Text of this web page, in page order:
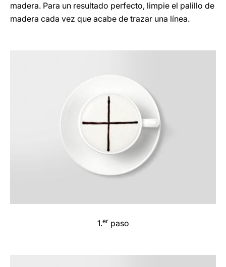
madera. Para un resultado perfecto, limpie el palillo de
madera cada vez que acabe de trazar una línea.
1.erpaso